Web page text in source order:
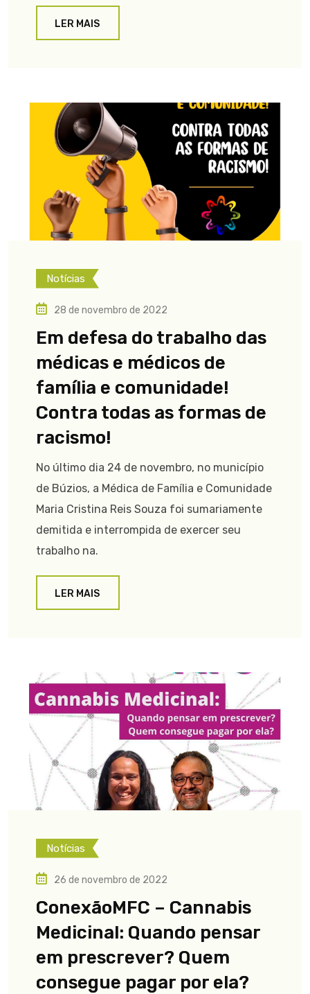
LER MAIS
Notícias
28 de novembro de 2022
Em defesa do trabalho das
médicas e médicos de
família e comunidade!
Contra todas as formas de
racismo!
No último dia 24 de novembro, no município
de Búzios, a Médica de Família e Comunidade
Maria Cristina Reis Souza foi sumariamente
demitida e interrompida de exercer seu
trabalho na.
LER MAIS
Notícias
26 de novembro de 2022
ConexãoMFC – Cannabis
Medicinal: Quando pensar
em prescrever? Quem
consegue pagar por ela?